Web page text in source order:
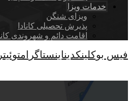
خدمات ویزا
ویزای شنگن
پذیرش تحصیلی کانادا
اقامت دائم و شهروندی
فیس بوکلینکدیناینستاگرامتوئیتر